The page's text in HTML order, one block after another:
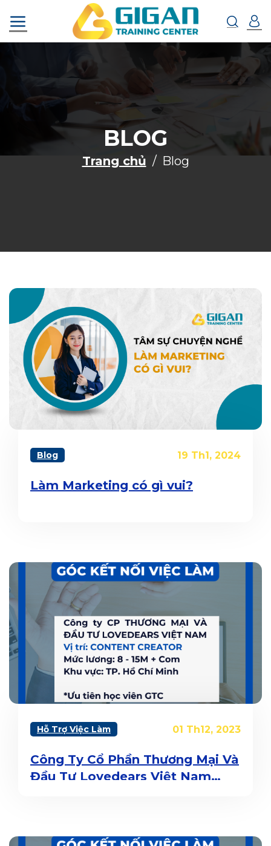
đến
BLOG
Trang chủ Blog
Blog 19 Th1, 2024
Làm Marketing có gì vui?
Hỗ Trợ Việc Làm 01 Th12, 2023
Công Ty Cổ Phần Thương Mại Và
Đầu Tư Lovedears Việt Nam